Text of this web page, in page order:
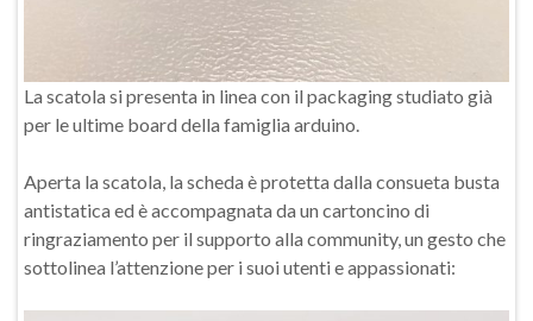
La scatola si presenta in linea con il packaging studiato già
per le ultime board della famiglia arduino.
Aperta la scatola, la scheda è protetta dalla consueta busta
antistatica ed è accompagnata da un cartoncino di
ringraziamento per il supporto alla community, un gesto che
sottolinea l’attenzione per i suoi utenti e appassionati: